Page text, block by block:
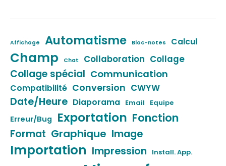
Affichage Automatisme Bloc-notes Calcul
Champ Chat Collaboration Collage
Collage spécial Communication
Compatibilité Conversion CWYW
Date/Heure Diaporama Email Equipe
Erreur/Bug Exportation Fonction
Format Graphique Image
Importation Impression Install. App.